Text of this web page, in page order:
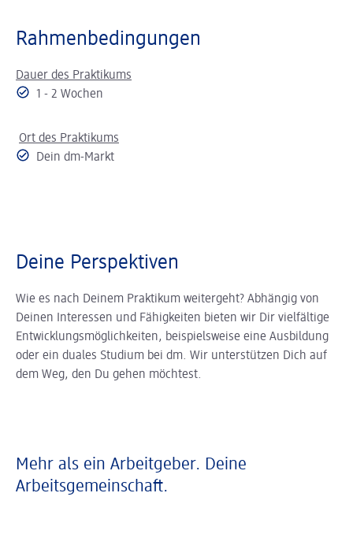
Rahmenbedingungen
Dauer des Praktikums
1 - 2 Wochen
Ort des Praktikums
Dein dm-Markt
Deine Perspektiven
Wie es nach Deinem Praktikum weitergeht? Abhängig von
Deinen Interessen und Fähigkeiten bieten wir Dir vielfältige
Entwicklungsmöglichkeiten, beispielsweise eine Ausbildung
oder ein duales Studium bei dm. Wir unterstützen Dich auf
dem Weg, den Du gehen möchtest.
Mehr als ein Arbeitgeber. Deine
Arbeitsgemeinschaft.